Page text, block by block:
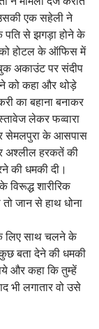
उसकी एक सहेली ने
पति से झगड़ा होने के
होटल के ऑफिस में
अकाउंट पर संदीप
को कहा और थोड़े
का बहाना बनाकर
लेकर फव्वारा
सेमलपुरा के आसपास
अश्लील हरकतें की
की धमकी दी।
विरूद्ध शारीरिक
जान से हाथ धोना
के लिए साथ चलने के
बता देने की धमकी
और कहा कि तुम्हें
भी लगातार वो उसे